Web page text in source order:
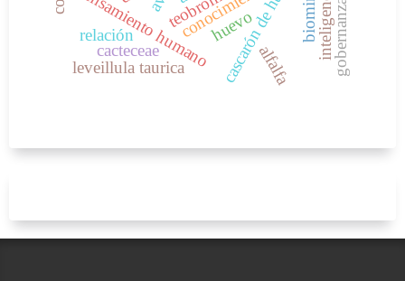
cascarón de huevo
pensamiento humano
leveillula taurica
huevo
cacteceae alfalfa
relación